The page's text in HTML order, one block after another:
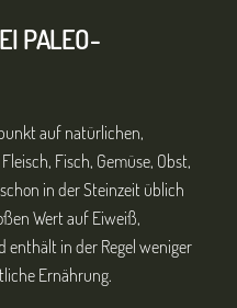
PALEO-
auf natürlichen,
Fisch, Gemüse, Obst,
in der Steinzeit üblich
Wert auf Eiweiß,
enthält in der Regel weniger
Ernährung.